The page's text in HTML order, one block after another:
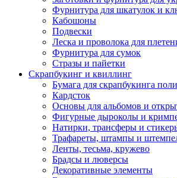
Фурнитура для шкатулок и
Кабошоны
Подвески
Леска и проволока для
Фурнитура для сумок
Стразы и пайетки
Скрапбукинг и квиллинг
Бумага для скрапбукинга
Кардсток
Основы для альбомов и
Фигурные дыроколы и
Натирки, трансферы и
Трафареты, штампы и
Ленты, тесьма, кружево
Брадсы и люверсы
Декоративные элементы